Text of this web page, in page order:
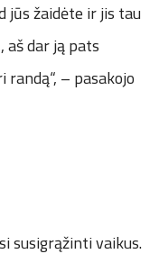
jūs žaidėte ir jis tau
aš dar ją pats
– pasakojo
susigrąžinti vaikus.